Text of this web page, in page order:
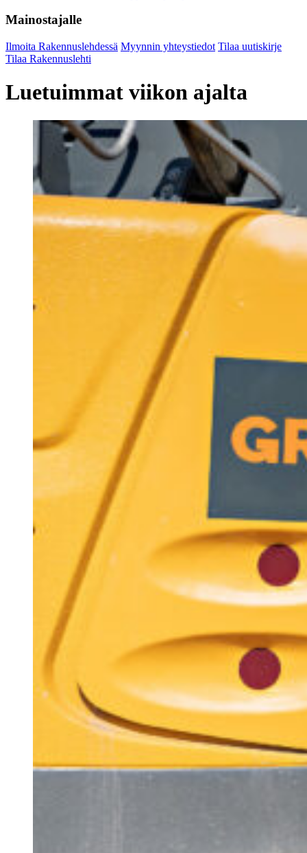
Mainostajalle
Ilmoita Rakennuslehdessä Myynnin yhteystiedot Tilaa uutiskirje
Tilaa Rakennuslehti
Luetuimmat viikon ajalta